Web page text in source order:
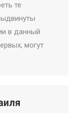
те
в данный
могут